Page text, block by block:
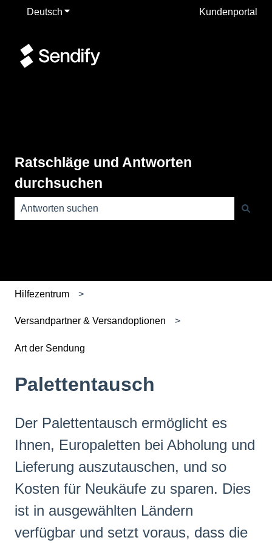
Deutsch Untermenü für Übersetzungen anzeigen
Kundenportal
Ratschläge und Antworten
durchsuchen
Hilfezentrum
Versandpartner & Versandoptionen
Art der Sendung
Palettentausch
Der Palettentausch ermöglicht es
Ihnen, Europaletten bei Abholung und
Lieferung auszutauschen, und so
Kosten für Neukäufe zu sparen. Dies
ist in ausgewählten Ländern
verfügbar und setzt voraus, dass die